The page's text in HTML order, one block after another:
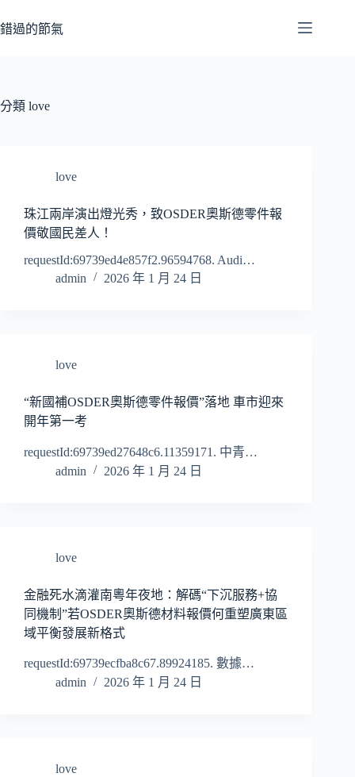
至
容
錯過的節氣
分類 love
love
珠江兩岸演出燈光秀，致OSDER奧斯德零件報
價敬國民差人！
requestId:69739ed4e857f2.96594768. Audi…
admin
2026 年 1 月 24 日
love
“新國補OSDER奧斯德零件報價”落地 車市迎來
開年第一考
requestId:69739ed27648c6.11359171. 中青…
admin
2026 年 1 月 24 日
love
金融死水滴灌南粵年夜地：解碼“下沉服務+協
同機制”若OSDER奧斯德材料報價何重塑廣東區
域平衡發展新格式
requestId:69739ecfba8c67.89924185. 數據…
admin
2026 年 1 月 24 日
love